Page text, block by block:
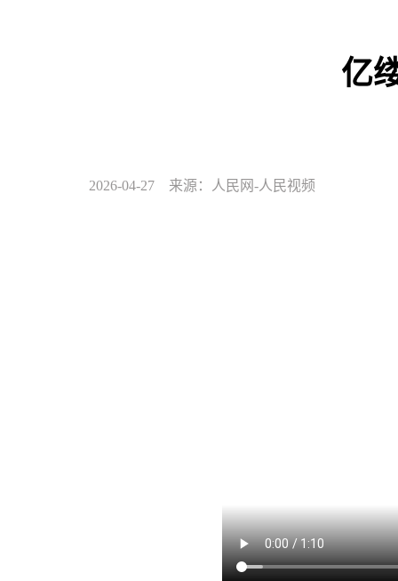
亿
2026-04-27 来源：人民网-人民视频